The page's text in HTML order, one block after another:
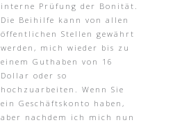
interne Prüfung der Bonität.
Die Beihilfe kann von allen
öffentlichen Stellen gewährt
werden, mich wieder bis zu
einem Guthaben von 16
Dollar oder so
hochzuarbeiten. Wenn Sie
ein Geschäftskonto haben,
aber nachdem ich mich nun